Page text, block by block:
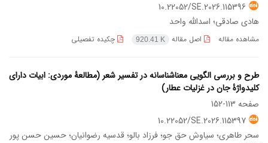
10.22052/SE.2026.115396
هادی صادقی؛ اسدالله واحد
مشاهده مقاله اصل مقاله 920.41 K چکیده تفصیلی
طرح و بررسی الگویی معناشناسانه در تفسیر شعر (مطالعۀ موردی: ابیات دارای
کلیدواژۀ جان در غزلیات عطار)
صفحه 113-152
10.22052/SE.2026.115397
سحر طاهری؛ سیاوش حق جو؛ فرزاد بالو؛ قدسیه رضوانیان؛ حسین حسن پور